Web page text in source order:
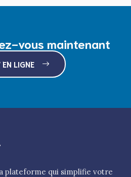
vous maintenant
EN LIGNE
plateforme qui simplifie votre